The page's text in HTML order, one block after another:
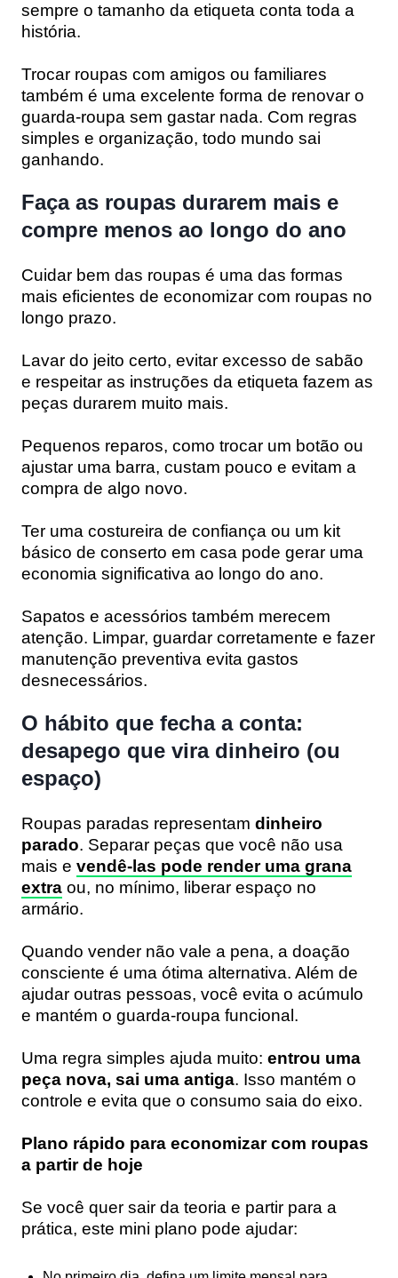
sempre o tamanho da etiqueta conta toda a
história.
Trocar roupas com amigos ou familiares
também é uma excelente forma de renovar o
guarda-roupa sem gastar nada. Com regras
simples e organização, todo mundo sai
ganhando.
Faça as roupas durarem mais e
compre menos ao longo do ano
Cuidar bem das roupas é uma das formas
mais eficientes de economizar com roupas no
longo prazo.
Lavar do jeito certo, evitar excesso de sabão
e respeitar as instruções da etiqueta fazem as
peças durarem muito mais.
Pequenos reparos, como trocar um botão ou
ajustar uma barra, custam pouco e evitam a
compra de algo novo.
Ter uma costureira de confiança ou um kit
básico de conserto em casa pode gerar uma
economia significativa ao longo do ano.
Sapatos e acessórios também merecem
atenção. Limpar, guardar corretamente e fazer
manutenção preventiva evita gastos
desnecessários.
O hábito que fecha a conta:
desapego que vira dinheiro (ou
espaço)
Roupas paradas representam dinheiro
parado. Separar peças que você não usa
mais e vendê-las pode render uma grana
extra ou, no mínimo, liberar espaço no
armário.
Quando vender não vale a pena, a doação
consciente é uma ótima alternativa. Além de
ajudar outras pessoas, você evita o acúmulo
e mantém o guarda-roupa funcional.
Uma regra simples ajuda muito: entrou uma
peça nova, sai uma antiga. Isso mantém o
controle e evita que o consumo saia do eixo.
Plano rápido para economizar com roupas
a partir de hoje
Se você quer sair da teoria e partir para a
prática, este mini plano pode ajudar: